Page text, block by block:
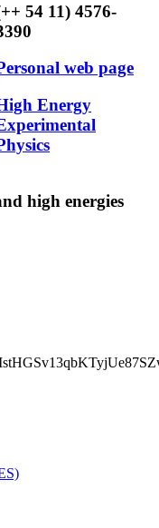
54 11) 4576-
web page
Energy
high energies